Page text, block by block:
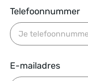
Telefoonnummer
E-mailadres